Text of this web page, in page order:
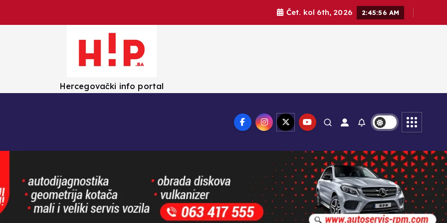
Čet. kol 6th, 2026 2:45:58 AM
Hercegovački info portal